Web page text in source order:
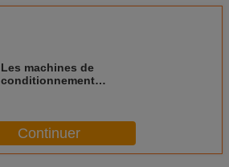
Les machines de
conditionnement
Alu se boursouflent
Continuer